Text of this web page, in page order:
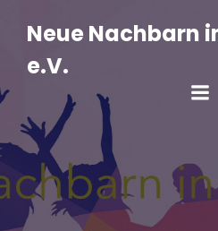
Inhalt
springenNeue Nachbarn
e.V.